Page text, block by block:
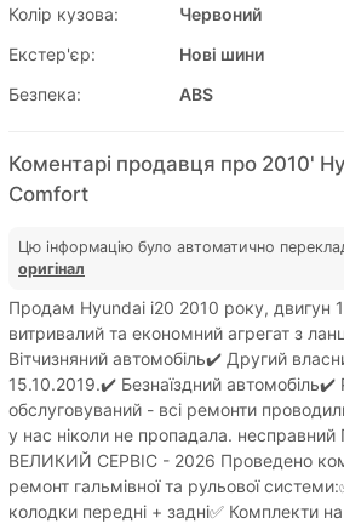
Колір кузова:
Червоний
Екстер'єр:
Нові шини
Безпека:
ABS
Коментарі продавця про 2010'
Comfort
Цю інформацію було автоматично
оригінал
Продам Hyundai i20 2010 року, двигун
витривалий та економний агрегат з
Вітчизняний автомобіль✔️ Другий
15.10.2019.✔️ Безнаїздний автомобіль✔️
обслуговуваний - всі ремонти
у нас ніколи не пропадала. несправний
ВЕЛИКИЙ СЕРВІС - 2026 Проведено
ремонт гальмівної та рульової
колодки передні + задні✅ Комплекти